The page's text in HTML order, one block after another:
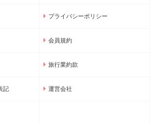
プライバシーポリシー
会員規約
旅行業約款
記 運営会社